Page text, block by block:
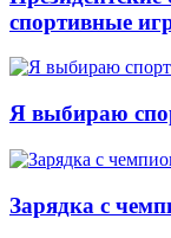
спортивные
Я выбираю
Зарядка с